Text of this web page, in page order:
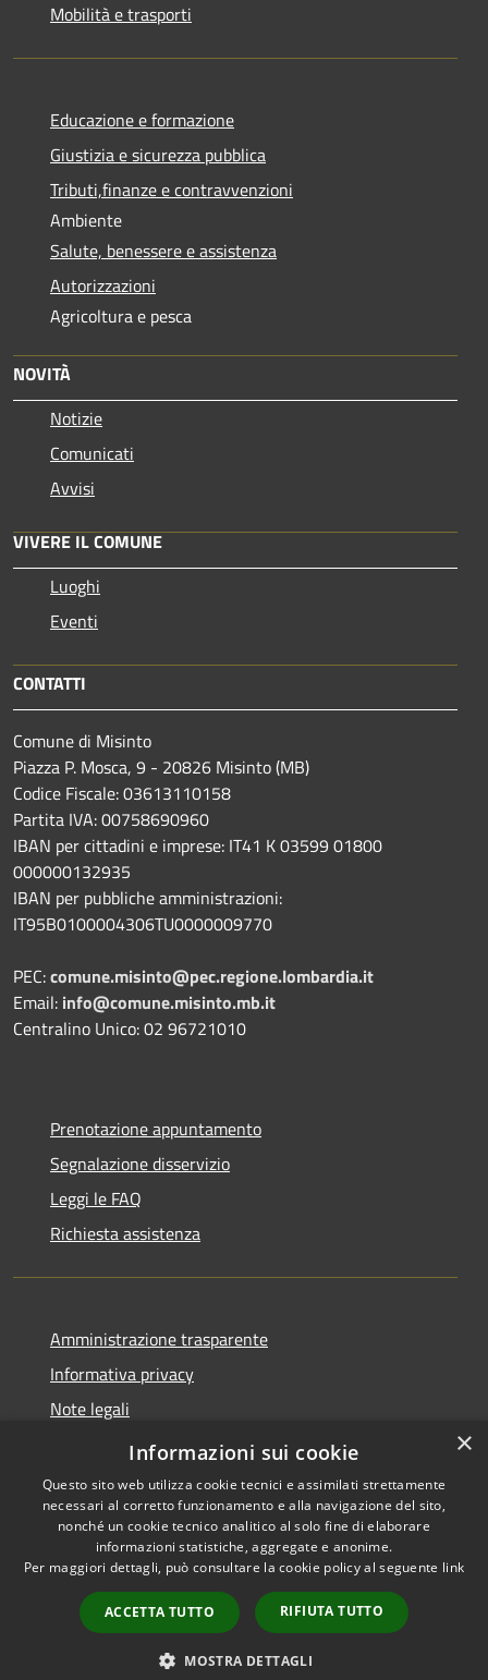
Mobilità e trasporti
Educazione e formazione
Giustizia e sicurezza pubblica
Tributi,finanze e contravvenzioni
Ambiente
Salute, benessere e assistenza
Autorizzazioni
Agricoltura e pesca
NOVITÀ
Notizie
Comunicati
Avvisi
VIVERE IL COMUNE
Luoghi
Eventi
CONTATTI
Comune di Misinto
Piazza P. Mosca, 9 - 20826 Misinto (MB)
Codice Fiscale: 03613110158
Partita IVA: 00758690960
IBAN per cittadini e imprese: IT41 K 03599 01800
000000132935
IBAN per pubbliche amministrazioni:
IT95B0100004306TU0000009770
PEC:comune.misinto@pec.regione.lombardia.it
Email: info@comune.misinto.mb.it
Centralino Unico: 02 96721010
Prenotazione appuntamento
Segnalazione disservizio
Leggi le FAQ
Richiesta assistenza
Amministrazione trasparente
Informativa privacy
Note legali
Dichiarazione di accessibilità
Accessibilità
Copyright © 2026 • Comune di
Misinto • Powered by
Municipium•
Accesso
redazione
×
Informazioni sui cookie
Questo sito web utilizza cookie tecnici e assimilati strettamente
necessari al corretto funzionamento e alla navigazione del sito,
nonché un cookie tecnico analitico al solo fine di elaborare
informazioni statistiche, aggregate e anonime.
Per maggiori dettagli, può consultare la cookie policy al seguente link
ACCETTA TUTTO RIFIUTA TUTTO
MOSTRA DETTAGLI